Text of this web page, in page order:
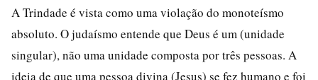
A Trindade é vista como uma violação do monoteísmo
absoluto. O judaísmo entende que Deus é um (unidade
singular), não uma unidade composta por três pessoas. A
ideia de que uma pessoa divina (Jesus) se fez humano e foi